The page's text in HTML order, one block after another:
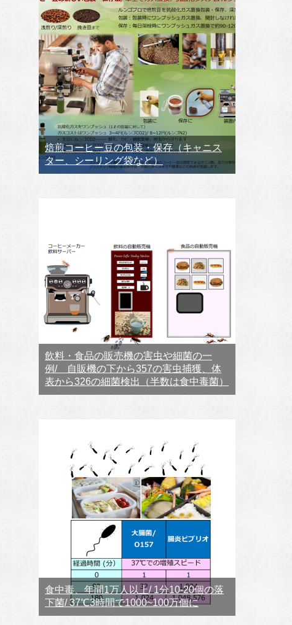
焙煎コーヒー豆の包装・保存（キャニス
ター、シーリング袋など）
飲料・食品の販売機の害虫や細菌の一
例/ 自販機の下から357の害虫捕獲、体
表から326の細菌検出（半数は食中毒菌）
食中毒、年間1万人以上/ 1分10-20個の落
下菌/ 37℃3時間で1000~100万個に